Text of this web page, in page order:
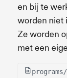
en bij te
worden niet
Ze worden
met een